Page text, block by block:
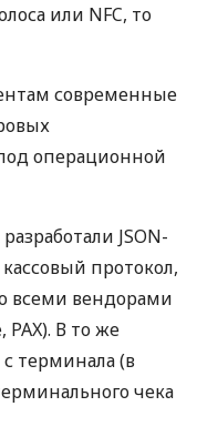
или NFC, то
современные
операционной
JSON-
протокол,
всеми вендорами
PAX). В то же
терминала (в
чека